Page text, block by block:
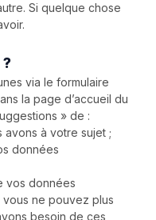
Si quelque chose
via le formulaire
la page d’accueil du
» de :
avons à votre sujet ;
données
vos données
ne pouvez plus
besoin de ces